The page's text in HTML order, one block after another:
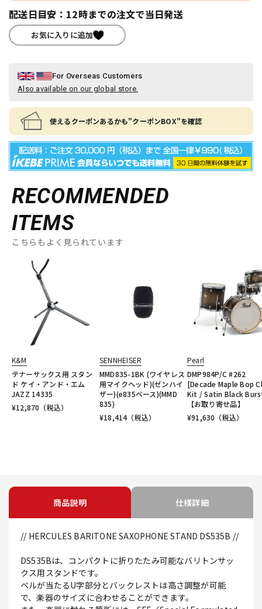
配送日目安：12時までの注文で当日発送
お気に入りに追加
For Overseas Customers
Also available on our global store.
使えるクーポンあるかも"クーポンBOX"を確認
RECOMMENDED
ITEMS
こちらもよく見られています
K&M
テナーサックス用 スタン
ド ケイ・アンド・エム
JAZZ 14335
¥12,870 （税込）
SENNHEISER
MMD835-1BK (ワイヤレス
用マイクヘッド)(ゼンハイ
ザー)(e835ベース)(MMD
835)
¥18,414（税込）
Pearl
DMP984P/C #262
[Decade Maple Bop
Kit / Satin Black
【お取り寄せ品】
¥91,630 （税込）
商品説明 仕様詳細
// HERCULES BARITONE SAXOPHONE STAND DS535B //
DS535Bは、コンパクトに折りたたみ可能なバリトンサッ
クス用スタンドです。
ベルが当たるU字部分とバックレストは高さ調整が可能
で、楽器のサイズに合わせることができます。